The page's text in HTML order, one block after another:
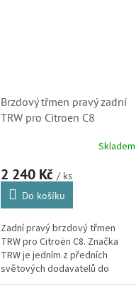
Brzdový třmen pravý zadní
TRW pro Citroen C8
Skladem
2 240 Kč / ks
Do košíku
Zadní pravý brzdový třmen
TRW pro Citroën C8. Značka
TRW je jedním z předních
světových dodavatelů do
prvovýroby mnoha